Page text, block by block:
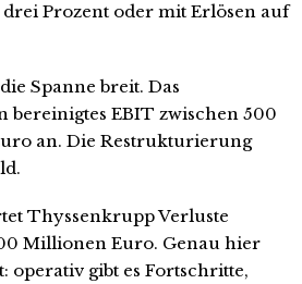
Prozent oder mit Erlösen auf
Spanne breit. Das
bereinigtes EBIT zwischen 500
an. Die Restrukturierung
Thyssenkrupp Verluste
Millionen Euro. Genau hier
operativ gibt es Fortschritte,